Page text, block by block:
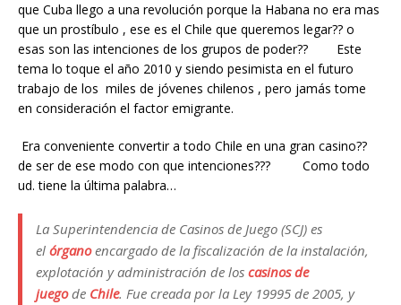
que Cuba llego a una revolución porque la Habana no era mas
que un prostíbulo , ese es el Chile que queremos legar?? o
esas son las intenciones de los grupos de poder?? Este
tema lo toque el año 2010 y siendo pesimista en el futuro
trabajo de los miles de jóvenes chilenos , pero jamás tome
en consideración el factor emigrante.
Era conveniente convertir a todo Chile en una gran casino??
de ser de ese modo con que intenciones??? Como todo
ud. tiene la última palabra…
La Superintendencia de Casinos de Juego (SCJ) es
el órganoencargado de la fiscalización de la instalación,
explotación y administración de los casinos de
juegode Chile. Fue creada por la Ley 19995 de 2005, y